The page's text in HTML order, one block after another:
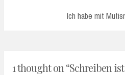
Ich habe mit
1 thought on “Schreiben ist